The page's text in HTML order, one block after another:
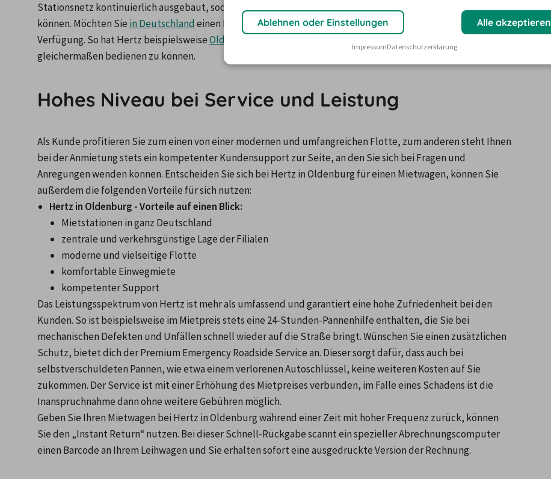
Stationsnetz kontinuierlich ausgebaut, sodass Kunden weltweit rund 8.100 Mietstationen von Hertz nutzen
können. Möchten Sie in Deutschland einen Mietwagen buchen, stehen Ihnen dafür rund 300 Stationen zur
Verfügung. So hat Hertz beispielsweise Oldenburg
gleichermaßen bedienen zu können.
Hohes Niveau bei Service und Leistung
Als Kunde profitieren Sie zum einen von einer modernen und umfangreichen Flotte, zum anderen steht Ihnen
bei der Anmietung stets ein kompetenter Kundensupport zur Seite, an den Sie sich bei Fragen und
Anregungen wenden können. Entscheiden Sie sich bei Hertz in Oldenburg für einen Mietwagen, können Sie
außerdem die folgenden Vorteile für sich nutzen:
Hertz in Oldenburg - Vorteile auf einen Blick:
Mietstationen in ganz Deutschland
zentrale und verkehrsgünstige Lage der Filialen
moderne und vielseitige Flotte
komfortable Einwegmiete
kompetenter Support
Das Leistungsspektrum von Hertz ist mehr als umfassend und garantiert eine hohe Zufriedenheit bei den
Kunden. So ist beispielsweise im Mietpreis stets eine 24-Stunden-Pannenhilfe enthalten, die Sie bei
mechanischen Defekten und Unfällen schnell wieder auf die Straße bringt. Wünschen Sie einen zusätzlichen
Schutz, bietet dich der Premium Emergency Roadside Service an. Dieser sorgt dafür, dass auch bei
selbstverschuldeten Pannen, wie etwa einem verlorenen Autoschlüssel, keine weiteren Kosten auf Sie
zukommen. Der Service ist mit einer Erhöhung des Mietpreises verbunden, im Falle eines Schadens ist die
Inanspruchnahme dann ohne weitere Gebühren möglich.
Geben Sie Ihren Mietwagen bei Hertz in Oldenburg während einer Zeit mit hoher Frequenz zurück, können
Sie den „Instant Return“ nutzen. Bei dieser Schnell-Rückgabe scannt ein spezieller Abrechnungscomputer
einen Barcode an Ihrem Leihwagen und Sie erhalten sofort eine ausgedruckte Version der Rechnung.
Ablehnen oder Einstellungen Alle akzeptieren
ImpressumDatenschutzerklärung